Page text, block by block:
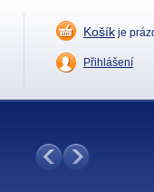
Košík je
Přihlášení